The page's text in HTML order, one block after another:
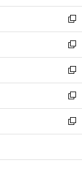
開
く
ウ
で
開
く
ン
ド
ウ
で
開
く
ウ
ィ
ン
ド
ウ
で
開
く
新
し
い
ウ
ィ
ン
ド
ウ
で
開
新
し
い
ウ
ィ
ン
ド
ウ
開
新
し
い
ウ
ィ
ン
ウ
新
し
い
ウ
ン
新
し
ウ